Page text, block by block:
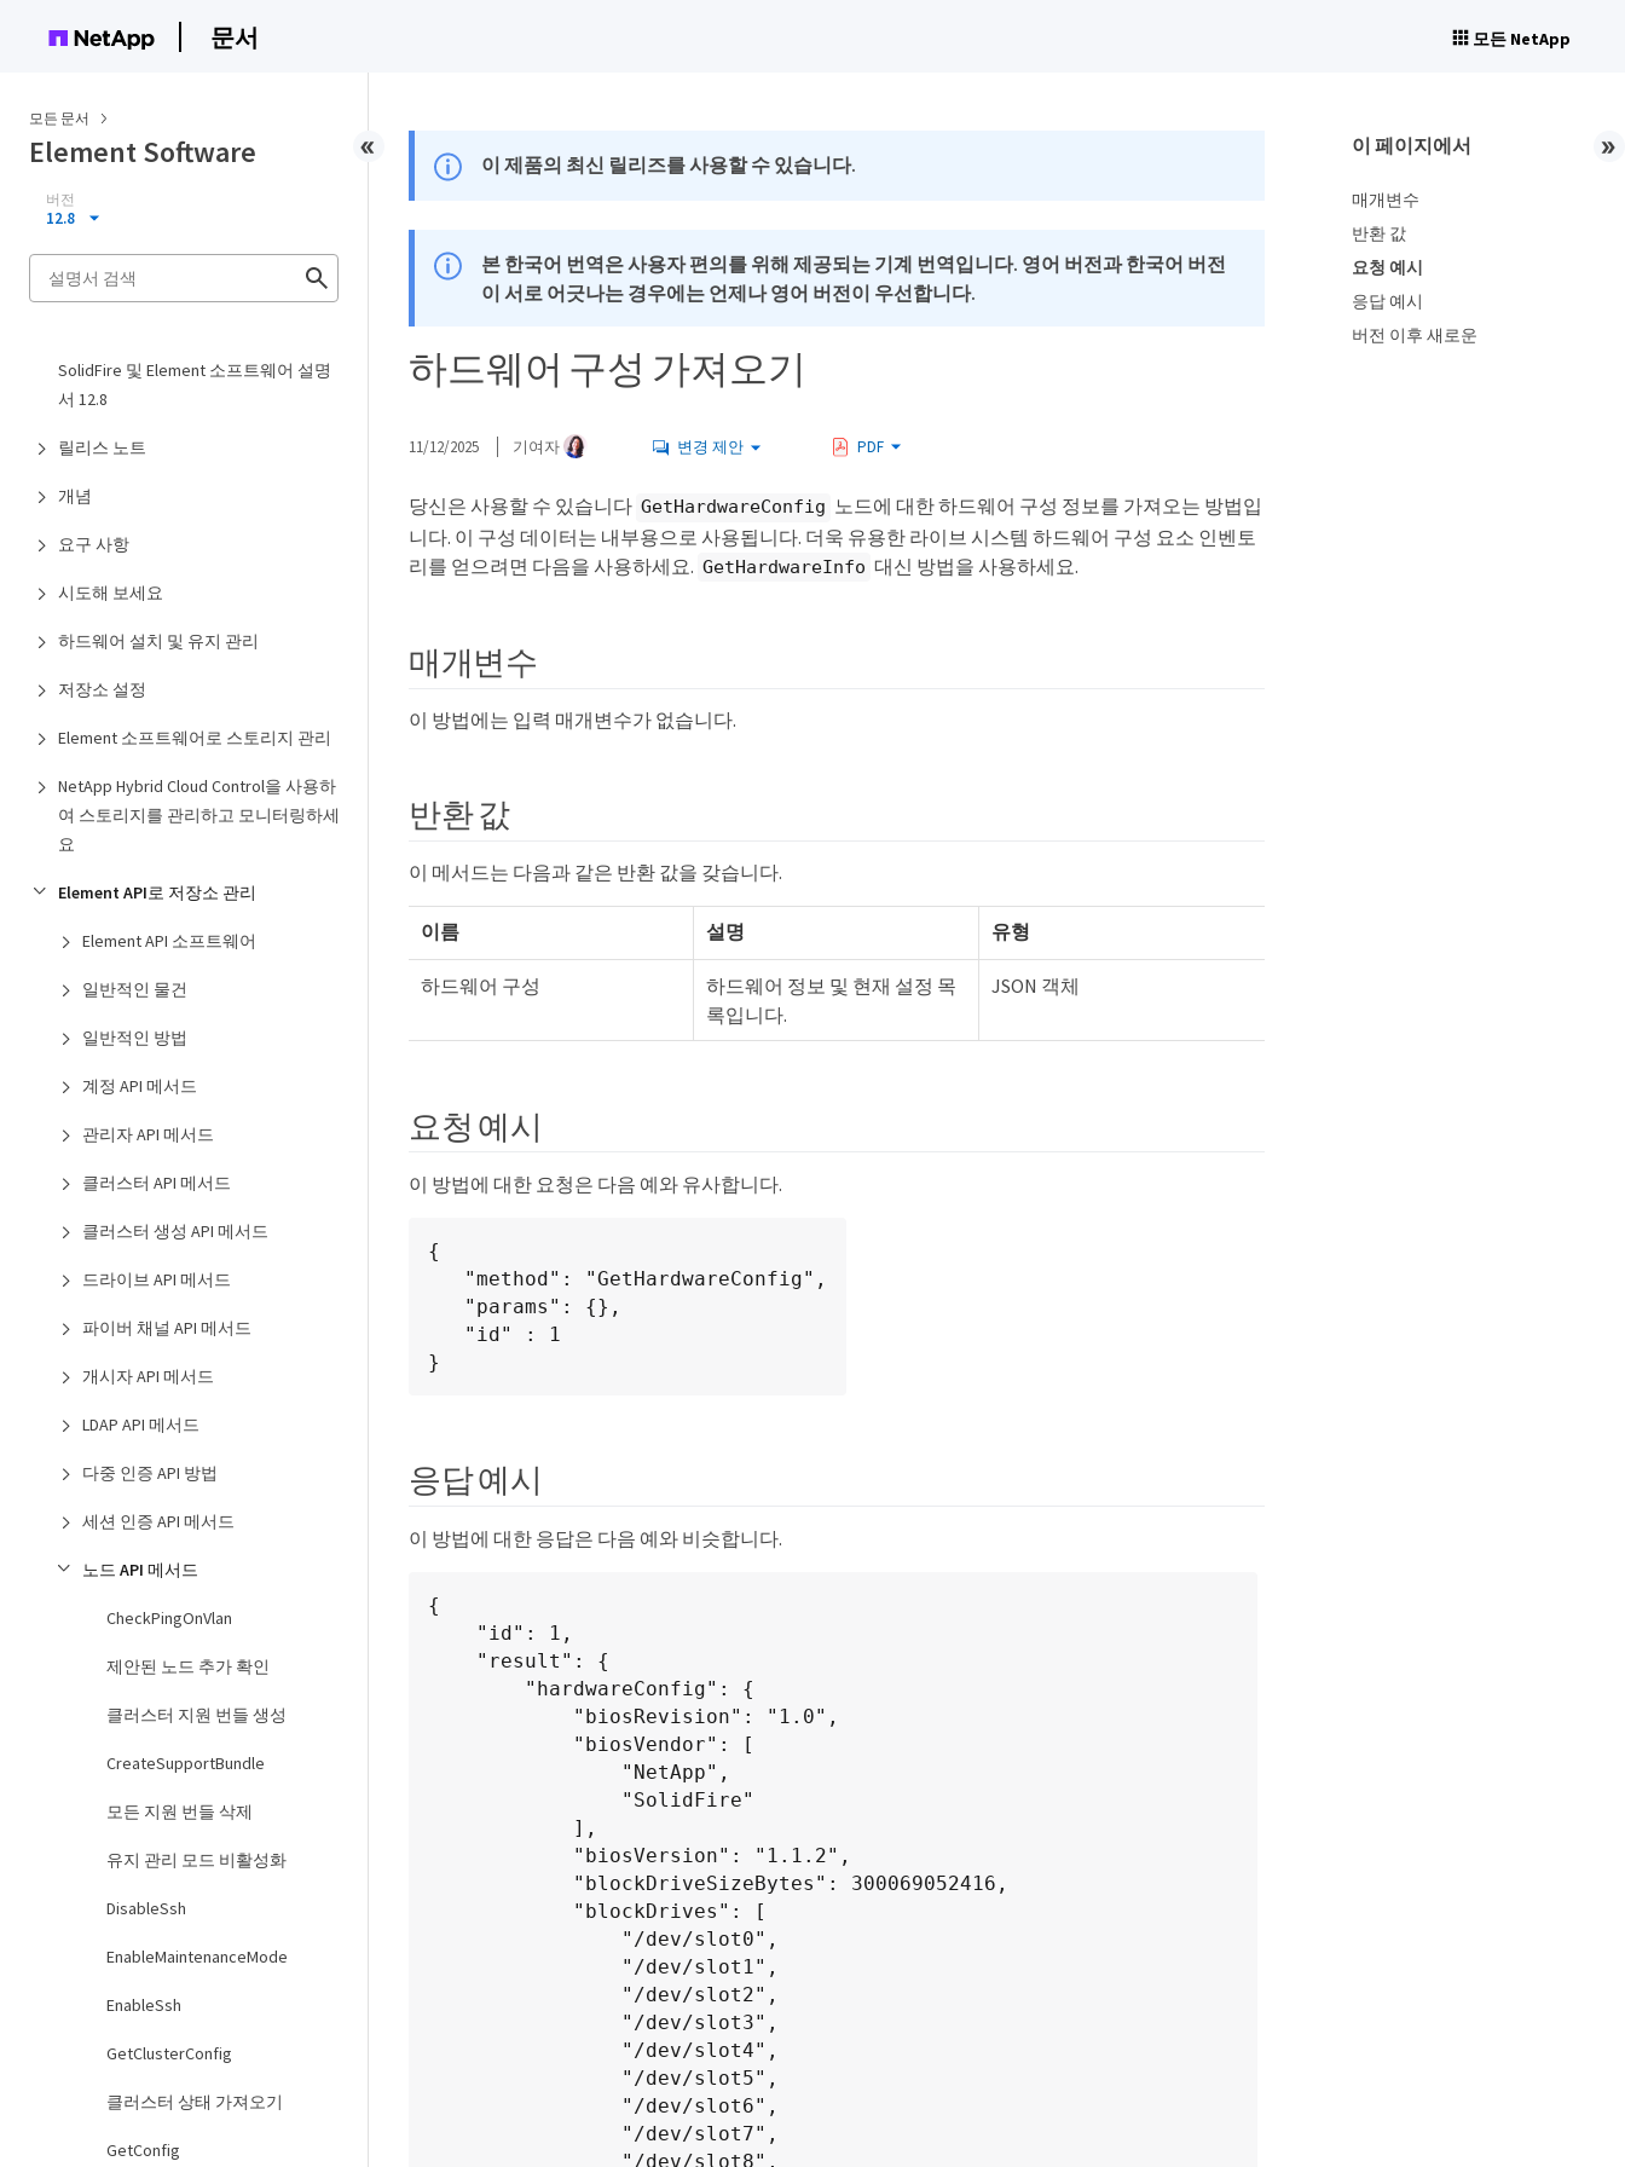
문서 모든 NetApp
모든 문서
Element Software
버전
12.8
SolidFire 및 Element 소프트웨어 설명
서 12.8
릴리스 노트
개념
요구 사항
시도해 보세요
하드웨어 설치 및 유지 관리
저장소 설정
Element 소프트웨어로 스토리지 관리
NetApp Hybrid Cloud Control을 사용하
여 스토리지를 관리하고 모니터링하세
요
Element API로 저장소 관리
Element API 소프트웨어
일반적인 물건
일반적인 방법
계정 API 메서드
관리자 API 메서드
클러스터 API 메서드
클러스터 생성 API 메서드
드라이브 API 메서드
파이버 채널 API 메서드
개시자 API 메서드
LDAP API 메서드
다중 인증 API 방법
세션 인증 API 메서드
노드 API 메서드
CheckPingOnVlan
제안된 노드 추가 확인
클러스터 지원 번들 생성
CreateSupportBundle
모든 지원 번들 삭제
유지 관리 모드 비활성화
DisableSsh
EnableMaintenanceMode
EnableSsh
GetClusterConfig
클러스터 상태 가져오기
GetConfig
이 제품의 최신 릴리즈를 사용할 수 있습니다.
본 한국어 번역은 사용자 편의를 위해 제공되는 기계 번역입니다. 영어 버전과 한국어 버전
이 서로 어긋나는 경우에는 언제나 영어 버전이 우선합니다.
하드웨어 구성 가져오기
11/12/2025 기여자 변경 제안 PDF
당신은 사용할 수 있습니다 GetHardwareConfig 노드에 대한 하드웨어 구성 정보를 가져오는 방법입
니다. 이 구성 데이터는 내부용으로 사용됩니다. 더욱 유용한 라이브 시스템 하드웨어 구성 요소 인벤토
리를 얻으려면 다음을 사용하세요. GetHardwareInfo 대신 방법을 사용하세요.
매개변수
이 방법에는 입력 매개변수가 없습니다.
반환 값
이 메서드는 다음과 같은 반환 값을 갖습니다.
이름 설명 유형
하드웨어 구성
하드웨어 정보 및 현재 설정 목
록입니다.
JSON 객체
요청 예시
이 방법에 대한 요청은 다음 예와 유사합니다.
{
}
응답 예시
이 방법에 대한 응답은 다음 예와 비슷합니다.
{
이 페이지에서
매개변수
반환 값
요청 예시
응답 예시
버전 이후 새로운